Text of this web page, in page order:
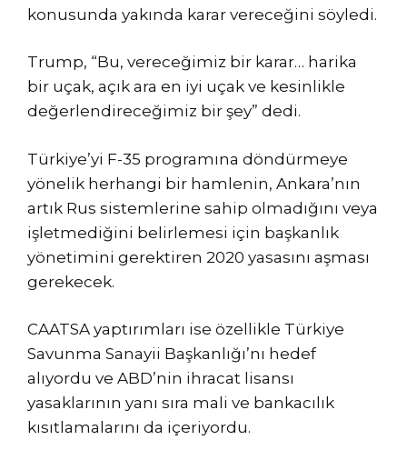
konusunda yakında karar vereceğini söyledi.
Trump, “Bu, vereceğimiz bir karar… harika
bir uçak, açık ara en iyi uçak ve kesinlikle
değerlendireceğimiz bir şey” dedi.
Türkiye’yi F-35 programına döndürmeye
yönelik herhangi bir hamlenin, Ankara’nın
artık Rus sistemlerine sahip olmadığını veya
işletmediğini belirlemesi için başkanlık
yönetimini gerektiren 2020 yasasını aşması
gerekecek.
CAATSA yaptırımları ise özellikle Türkiye
Savunma Sanayii Başkanlığı’nı hedef
alıyordu ve ABD’nin ihracat lisansı
yasaklarının yanı sıra mali ve bankacılık
kısıtlamalarını da içeriyordu.